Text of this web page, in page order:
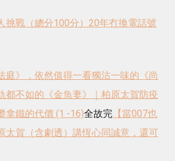
戰（總分100分） 20年冇換電話號
庭》，依然值得一看獨沽一味的《尚
都不如的《金魚妻》｜柏原太賀防疫
拿鐵的代價 (1 -16)全故完 【當007也
賀（含劇透） 講恆心同誠意，還可